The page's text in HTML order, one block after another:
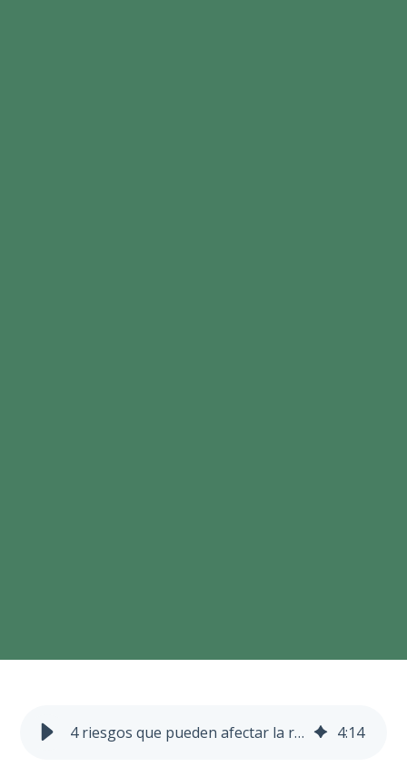
4 riesgos que pueden afectar la reputación de tu empresa 4:14